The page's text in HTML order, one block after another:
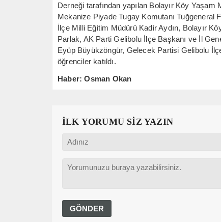
Derneği tarafından yapılan Bolayır Köy Yaşam
Mekanize Piyade Tugay Komutanı Tuğgeneral
İlçe Milli Eğitim Müdürü Kadir Aydın, Bolayır
Parlak, AK Parti Gelibolu İlçe Başkanı ve İl
Eyüp Büyükzöngür, Gelecek Partisi Gelibolu
öğrenciler katıldı.
Haber: Osman Okan
İLK YORUMU SİZ YAZIN